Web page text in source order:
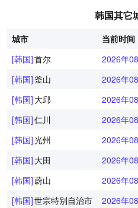
韩国其它
城市 当前时间
[韩国]首尔 2026年
[韩国]釜山 2026年
[韩国] 大邱 2026年
[韩国]仁川 2026年
[韩国]光州 2026年
[韩国] 大田 2026年
[韩国]蔚山 2026年
[韩国]世宗特别自治市 2026年